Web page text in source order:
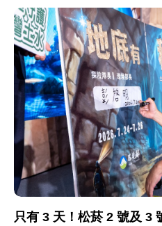
只有 3 天！松菸 2 號及 3